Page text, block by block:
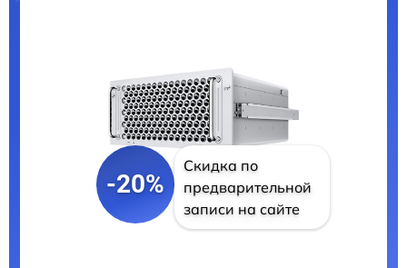
-20%
Скидка по
предварительной
записи на сайте